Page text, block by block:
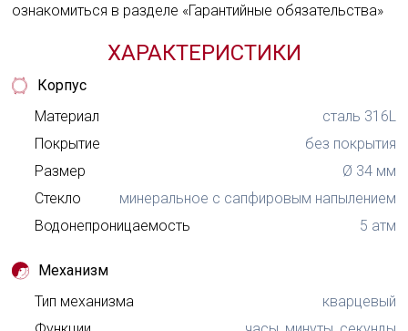
ознакомиться в разделе «Гарантийные обязательства»
ХАРАКТЕРИСТИКИ
Корпус
Материал
сталь 316L
Покрытие
без покрытия
Размер
Ø 34 мм
Стекло
минеральное с сапфировым напылением
Водонепроницаемость
5 атм
Механизм
Тип механизма
кварцевый